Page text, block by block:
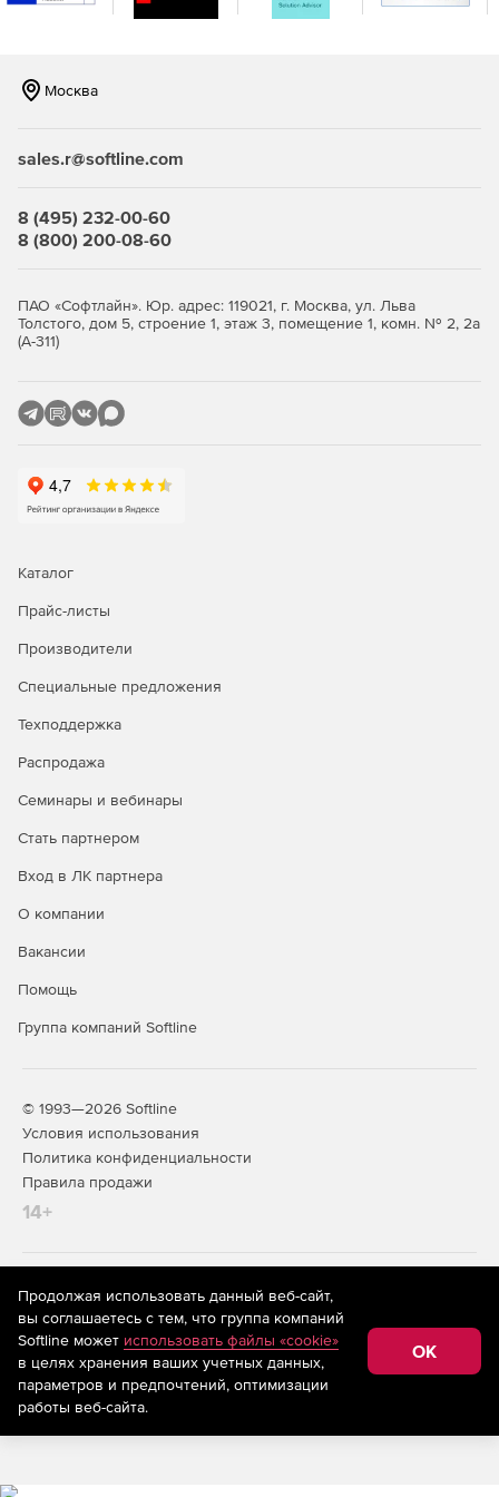
Возможна репликация и распределение копий между
защита от вирусов‑шифровальщиков на базе ИИ,
протокол BSP), парольная защита резервных копий и
Эффективное использование ресурсов и снижение
сеть и хранилища. Гибкие фильтры позволяют
исключать ненужные данные на уровне дисков, папок
эффективность.
универсальное восстановление на «голое железо»
или оборудование, отличное от оригинального,
отдельных объектов, а также автоматическое
Доступна уникальная технология восстановления
Централизованное управление и автоматизация.
администрирования (включая выделенную роль ИБ),
интеграция с отечественными и зарубежными
службами каталогов. Для специализированных задач
ИБ.Панель мониторинга, автоматизированная
генерация отчетов в разных форматах, детальный
данных. Поддержка SMTP‑оповещений, передача
с внешними системами мониторинга.
агентов, автономная работа агентов без связи с
сервером, кластеризация сервера управления и
поддержка кластерных конфигураций СУБД.
Соответствие регуляторным
Сертификация ФСТЭК России.
Сертификация ОАЦ Республики Беларусь.
Москва
sales.r@softline.com
8 (495) 232-00-60
8 (800) 200-08-60
ПАО «Софтлайн». Юр. адрес: 119021, г. Москва, ул. Льва
Толстого, дом 5, строение 1, этаж 3, помещение 1, комн. № 2, 2а
(А-311)
Каталог
Прайс-листы
Производители
Специальные предложения
Техподдержка
Распродажа
Семинары и вебинары
Стать партнером
Вход в ЛК партнера
О компании
Вакансии
Помощь
Группа компаний Softline
© 1993—2026 Softline
Условия использования
Политика конфиденциальности
Правила продажи
14+
На информационном ресурсе store.softline.ru применяются
рекомендательные технологии
(информационные технологии
предоставления информации на основе сбора,
систематизации и анализа сведений, относящихся к
предпочтениям пользователей сети «Интернет»,
находящихся на территории Российской Федерации)
Продолжая использовать данный веб-сайт,
вы соглашаетесь с тем, что группа компаний
Softline может использовать файлы «cookie»
в целях хранения ваших учетных данных,
параметров и предпочтений, оптимизации
работы веб-сайта.
OK